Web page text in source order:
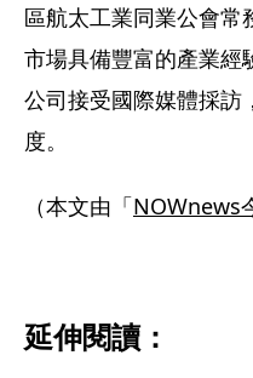
區航太工業同業公會常
市場具備豐富的產業經
公司接受國際媒體採訪
度。
（本文由「NOWnews
延伸閱讀：